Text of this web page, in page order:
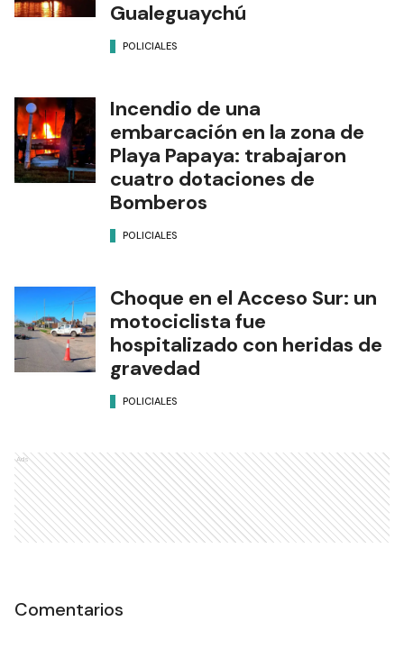
Gualeguaychú
POLICIALES
Incendio de una
embarcación en la zona de
Playa Papaya: trabajaron
cuatro dotaciones de
Bomberos
POLICIALES
Choque en el Acceso Sur: un
motociclista fue
hospitalizado con heridas de
gravedad
POLICIALES
Ads
Comentarios